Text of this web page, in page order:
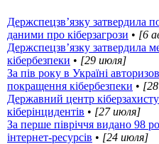
Держспецзв’язку затвердила
даними про кіберзагрози • [6
Держспецзв’язку затвердила
кібербезпеки • [29 июля]
За пів року в Україні
покращення кібербезпеки •
Державний центр
кіберінцидентів • [27 июля]
За перше півріччя видано 98
інтернет-ресурсів • [24 июля]